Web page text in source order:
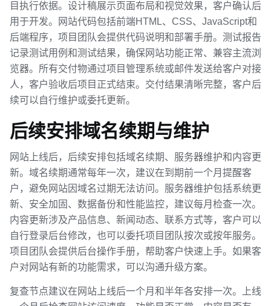
目执行依据。设计稿展示页面布局和视觉效果，客户确认后
用于开发。网站代码包括前端HTML、CSS、JavaScript和
后端程序，项目团队会提供代码说明和部署手册。测试报告
记录测试用例和测试结果，确保网站功能正常、兼容主流浏
览器。所有交付物通过项目管理系统或邮件发送给客户对接
人，客户验收后项目正式结束。交付结果清晰完整，客户后
续可以自行维护或委托更新。
后续安排域名续期与维护
网站上线后，后续安排包括域名续期、服务器维护和内容更
新。域名续期通常每年一次，建议在到期前一个月提醒客
户，避免网站因域名过期无法访问。服务器维护包括系统更
新、安全加固、数据备份和性能监控，建议每月检查一次。
内容更新涉及产品信息、新闻动态、联系方式等，客户可以
自行登录后台修改，也可以委托项目团队按次或按年服务。
项目团队会提供后台操作手册，帮助客户快速上手。如果客
户对网站有新的功能需求，可以沟通升级方案。
复查节点建议在网站上线后一个月和半年各安排一次。上线